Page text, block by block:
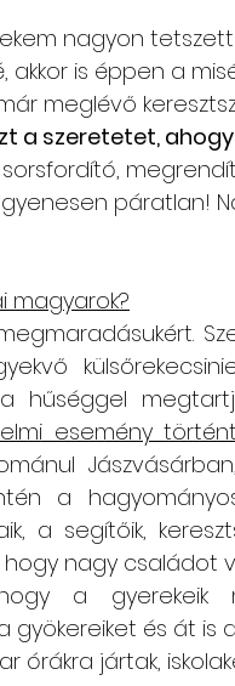
nagyon
is éppen a
meglévő
a szeretetet,
páratlan!
magyarok?
hűséggel
esemény
a
a segítőik,
nagy családot
a gyerekeik
és át is
órákra jártak,